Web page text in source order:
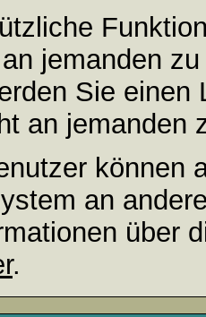
jemanden
Sie
an jemanden
können
an
über
.